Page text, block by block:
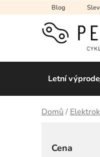
na
Blog
Letní
Domů /
Cena